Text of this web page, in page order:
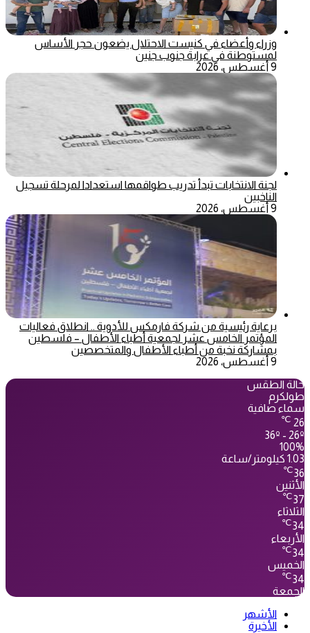
وزراء وأعضاء في كنيست الاحتلال يضعون حجر الأساس
لمستوطنة في عرابة جنوب جنين
9 أغسطس، 2026
لجنة الانتخابات تبدأ تدريب طواقمها استعدادا لمرحلة تسجيل
الناخبين
9 أغسطس، 2026
برعاية رئيسية من شركة فارمكس للأدوية .. انطلاق فعاليات
المؤتمر الخامس عشر لجمعية أطباء الأطفال – فلسطين
بمشاركة نخبة من أطباء الأطفال والمتخصصين
9 أغسطس، 2026
حالة الطقس
طولكرم
سماء صافية
26
℃
36º - 26º
100%
1.03 كيلومتر/ساعة
36
℃
الأثنين
37
℃
الثلاثاء
34
℃
الأربعاء
34
℃
الخميس
34
℃
الجمعة
الأشهر
الأخيرة